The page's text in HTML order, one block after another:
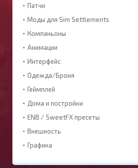
Патчи
Моды для Sim Settlements
Компаньоны
Анимации
Интерфейс
Одежда/Броня
Геймплей
Дома и постройки
ENB / SweetFX пресеты
Внешность
Графика